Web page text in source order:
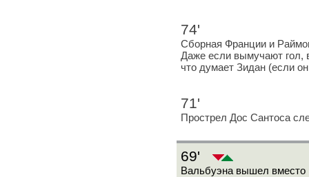
74'
Сборная Франции и
Даже если вымучают гол,
что думает Зидан (если
71'
Прострел Дос Сантоса
69'
Вальбуэна вышел вместо